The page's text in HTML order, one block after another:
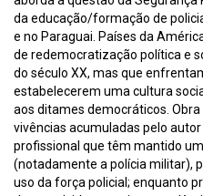
da educação/formação de
e no Paraguai. Países da
de redemocratização política e
do século XX, mas que
estabelecerem uma cultura
aos ditames democráticos.
vivências acumuladas pelo
profissional que têm mantido
(notadamente a polícia militar),
uso da força policial; enquanto